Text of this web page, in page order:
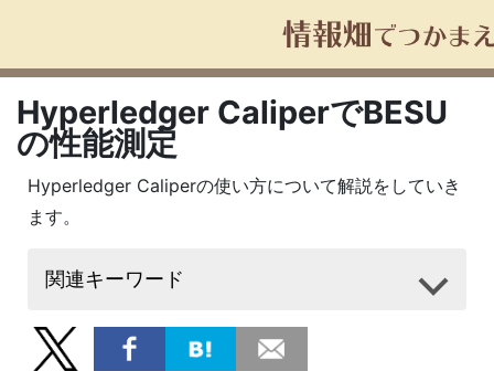
Hyperledger CaliperでBESU
の性能測定
Hyperledger Caliperの使い方について解説をしていき
ます。
関連キーワード